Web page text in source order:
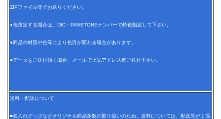
ZIPファイル等でお送りください。
●色指定する場合は、DIC・PANETONEナンバーで特色指定して下さい。
●商品の材質や色等により色目が変わる場合があります。
●データをご送付頂く場合、メールで上記アドレス迄ご送付下さい。
送料・配送について
■名入れグッズなどオリジナル商品多数の取り扱いのため、送料については、配送先が１箇